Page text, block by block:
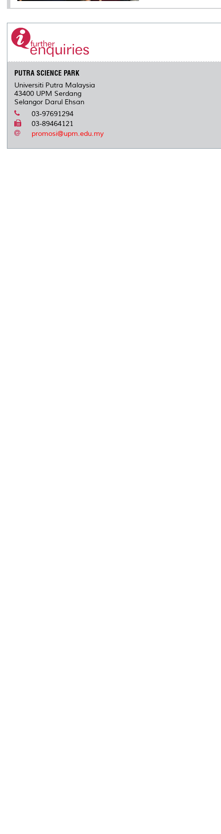
PUTRA SCIENCE PARK
Universiti Putra Malaysia
43400 UPM Serdang
Selangor Darul Ehsan
03-97691294
03-89464121
promosi@upm.edu.my